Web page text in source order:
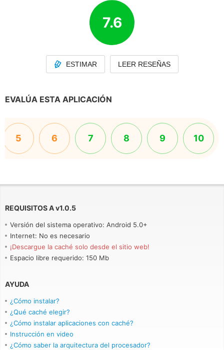
7.6
ESTIMAR LEER RESEÑAS
EVALÚA ESTA APLICACIÓN
5 6 7 8 9 10
REQUISITOS Av1.0.5
Versión del sistema operativo: Android 5.0+
Internet: No es necesario
¡Descargue la caché solo desde el sitio web!
Espacio libre requerido: 150 Mb
AYUDA
¿Cómo instalar?
¿Qué caché elegir?
¿Cómo instalar aplicaciones con caché?
Instrucción en video
¿Cómo saber la arquitectura del procesador?